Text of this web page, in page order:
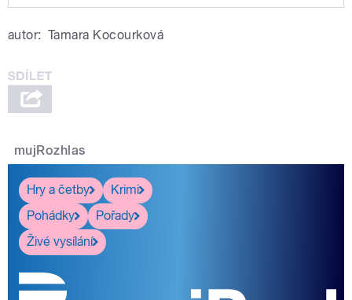
pause
Jamese Rosse (Linda
autor: Tamara Kocourková
mujRozhlas
Hry a četby
Krimi
Pohádky
Pořady
Živé vysílání